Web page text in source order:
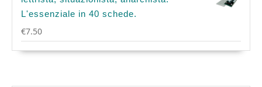
L'essenziale in 40 schede.
€7.50